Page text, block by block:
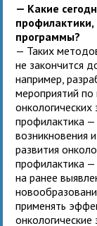
— Какие
профилактики,
программы?
— Таких
не закончится
например,
мероприятий
профилактика
возникновения
развития
профилактика
на ранее
применять
онкологические